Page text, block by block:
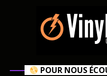
POUR NOUS